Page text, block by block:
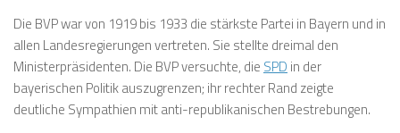
Die BVP war von 1919 bis 1933 die stärkste Partei in Bayern und in
allen Landesregierungen vertreten. Sie stellte dreimal den
Ministerpräsidenten. Die BVP versuchte, die SPD in der
bayerischen Politik auszugrenzen; ihr rechter Rand zeigte
deutliche Sympathien mit anti-republikanischen Bestrebungen.